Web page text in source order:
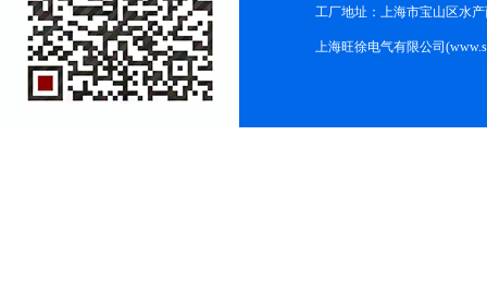
工厂地址：上海市宝山区水产
上海旺徐电气有限公司